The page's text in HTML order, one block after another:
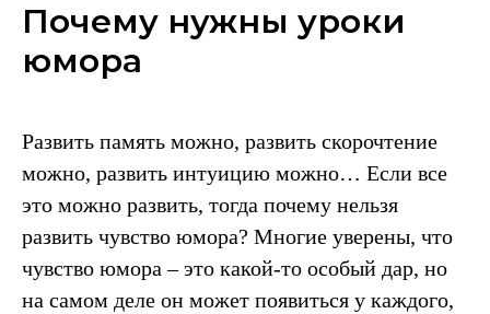
Почему нужны уроки
юмора
Развить память можно, развить скорочтение
можно, развить интуицию можно… Если все
это можно развить, тогда почему нельзя
развить чувство юмора? Многие уверены, что
чувство юмора – это какой-то особый дар, но
на самом деле он может появиться у каждого,